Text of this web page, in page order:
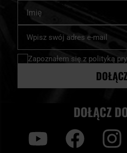
nasz
newsletter:
Zapoznałem się z polityką
DOŁĄCZ
DOŁĄCZ